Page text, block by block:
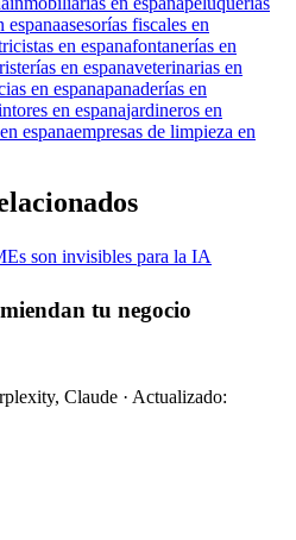
espanaasesorías fiscales en
en espanafontanerías en
en espanaveterinarias en
en espanapanaderías en
en espanajardineros en
espanaempresas de limpieza en
son invisibles para la IA
tu negocio
Claude · Actualizado: